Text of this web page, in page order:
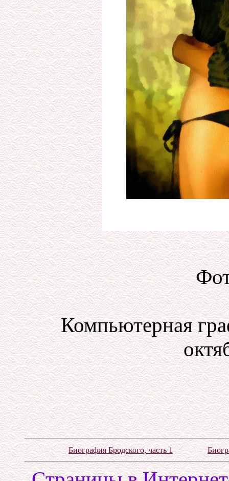
Компьютерная
Биография Бродского, часть 1